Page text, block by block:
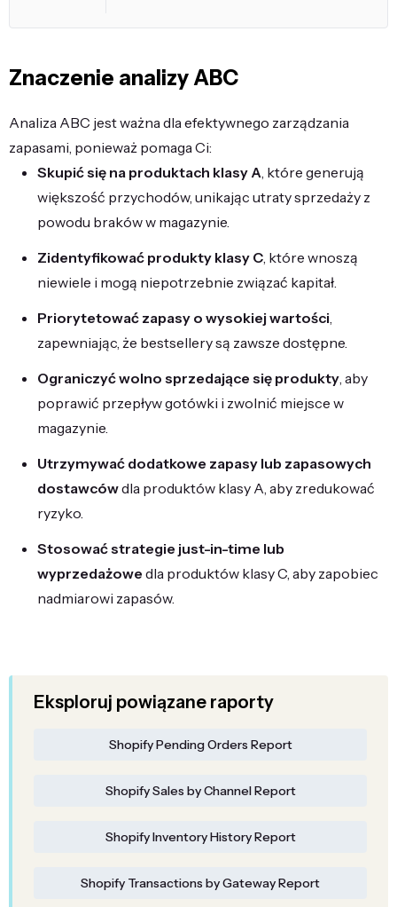
Znaczenie analizy ABC
Analiza ABC jest ważna dla efektywnego zarządzania
zapasami, ponieważ pomaga Ci:
Skupić się na produktach klasy A, które generują
większość przychodów, unikając utraty sprzedaży z
powodu braków w magazynie.
Zidentyfikować produkty klasy C, które wnoszą
niewiele i mogą niepotrzebnie związać kapitał.
Priorytetować zapasy o wysokiej wartości,
zapewniając, że bestsellery są zawsze dostępne.
Ograniczyć wolno sprzedające się produkty, aby
poprawić przepływ gotówki i zwolnić miejsce w
magazynie.
Utrzymywać dodatkowe zapasy lub zapasowych
dostawcówdla produktów klasy A, aby zredukować
ryzyko.
Stosować strategie just-in-time lub
wyprzedażowe dla produktów klasy C, aby zapobiec
nadmiarowi zapasów.
Eksploruj powiązane raporty
Shopify Pending Orders Report
Shopify Sales by Channel Report
Shopify Inventory History Report
Shopify Transactions by Gateway Report